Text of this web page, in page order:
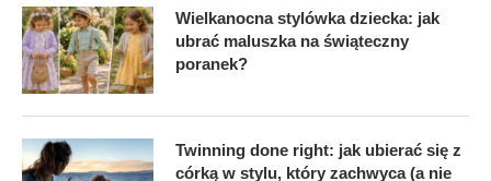
Wielkanocna stylówka dziecka: jak
ubrać maluszka na świąteczny
poranek?
Twinning done right: jak ubierać się z
córką w stylu, który zachwyca (a nie